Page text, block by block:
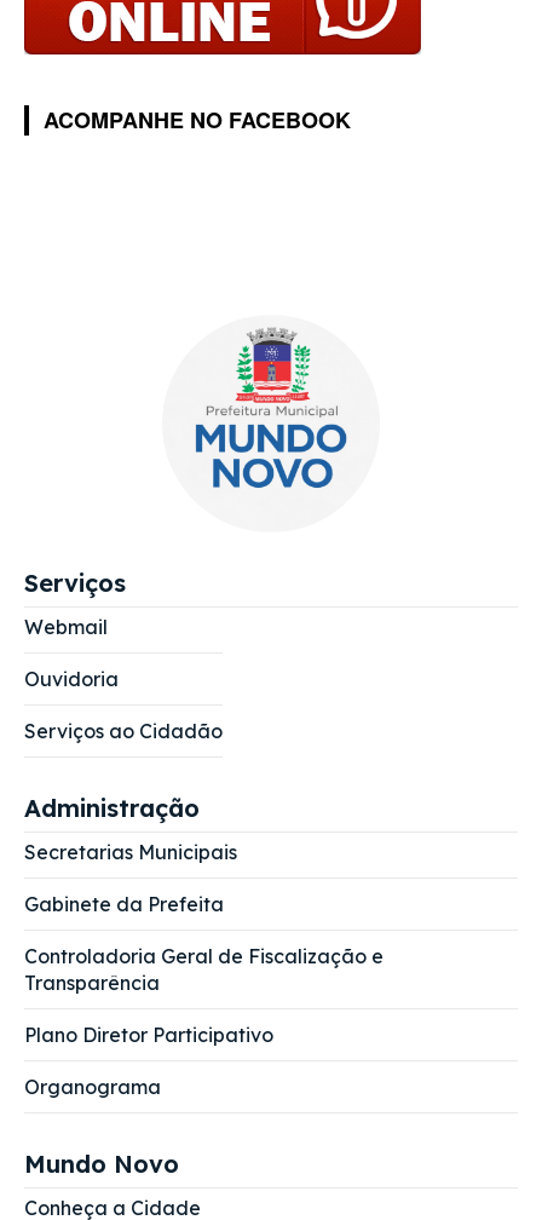
ACOMPANHE NO FACEBOOK
Serviços
Webmail
Ouvidoria
Serviços ao Cidadão
Administração
Secretarias Municipais
Gabinete da Prefeita
Controladoria Geral de Fiscalização e
Transparência
Plano Diretor Participativo
Organograma
Mundo Novo
Conheça a Cidade